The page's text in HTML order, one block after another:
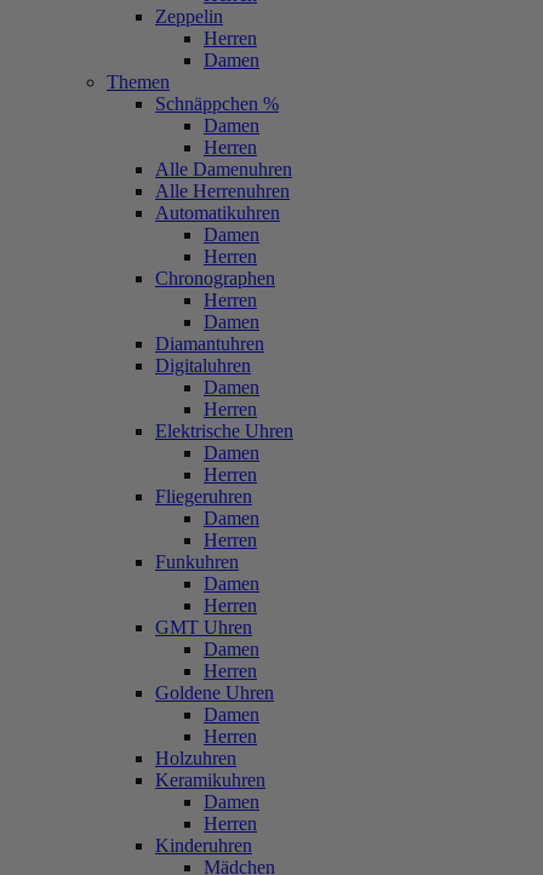
Zeppelin
Herren
Damen
Themen
Schnäppchen %
Damen
Herren
Alle Damenuhren
Alle Herrenuhren
Automatikuhren
Damen
Herren
Chronographen
Herren
Damen
Diamantuhren
Digitaluhren
Damen
Herren
Elektrische Uhren
Damen
Herren
Fliegeruhren
Damen
Herren
Funkuhren
Damen
Herren
GMT Uhren
Damen
Herren
Goldene Uhren
Damen
Herren
Holzuhren
Keramikuhren
Damen
Herren
Kinderuhren
Mädchen